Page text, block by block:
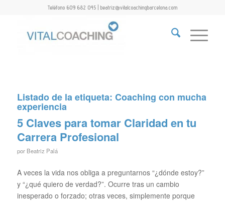
Teléfono 609 682 045 | beatriz@vitalcoachingbarcelona.com
Listado de la etiqueta: Coaching con mucha
experiencia
5 Claves para tomar Claridad en tu
Carrera Profesional
por Beatriz Palá
A veces la vida nos obliga a preguntarnos “¿dónde estoy?”
y “¿qué quiero de verdad?”. Ocurre tras un cambio
inesperado o forzado; otras veces, simplemente porque